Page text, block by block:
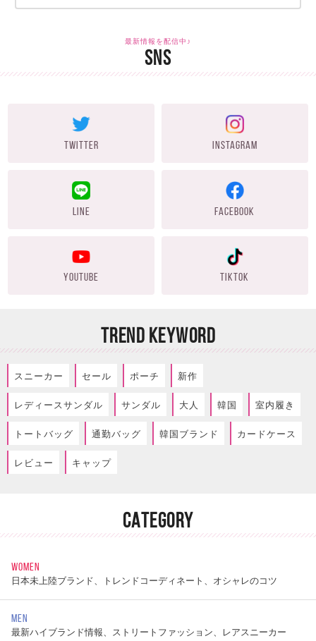
最新情報を配信中♪
SNS
TWITTER INSTAGRAM
LINE FACEBOOK
YOUTUBE TIKTOK
TREND KEYWORD
スニーカー セール ポーチ 新作
レディースサンダル サンダル 大人 韓国 室内履き
トートバッグ 通勤バッグ 韓国ブランド カードケース
レビュー キャップ
CATEGORY
WOMEN
日本未上陸ブランド、トレンドコーディネート、オシャレのコツ
MEN
最新ハイブランド情報、ストリートファッション、レアスニーカー